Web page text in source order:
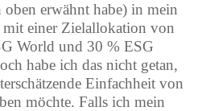
erwähnt habe) in mein
einer Zielallokation von
World und 30 % ESG
habe ich das nicht getan,
Einfachheit von
möchte. Falls ich mein